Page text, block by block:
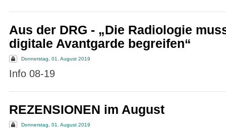
Aus der DRG - „Die Radiologie
digitale Avantgarde begreifen“
Donnerstag, 01. August 2019
Info 08-19
REZENSIONEN im August
Donnerstag, 01. August 2019